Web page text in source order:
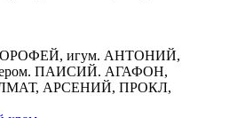
игум. АНТОНИЙ,
ПАИСИЙ. АГАФОН,
АРСЕНИЙ, ПРОКЛ,